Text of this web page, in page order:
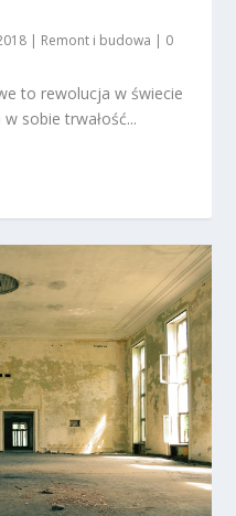
| Remont i budowa | 0
to rewolucja w świecie
sobie trwałość...